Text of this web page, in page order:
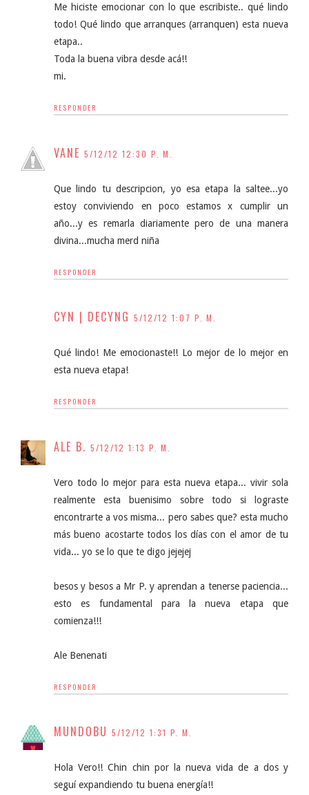
Me hiciste emocionar con lo que escribiste.. qué lindo
todo! Qué lindo que arranques (arranquen) esta nueva
etapa..
Toda la buena vibra desde acá!!
mi.
RESPONDER
VANE 5/12/12 12:30 P. M.
Que lindo tu descripcion, yo esa etapa la saltee...yo
estoy conviviendo en poco estamos x cumplir un
año...y es remarla diariamente pero de una manera
divina...mucha merd niña
RESPONDER
CYN | DECYNG 5/12/12 1:07 P. M.
Qué lindo! Me emocionaste!! Lo mejor de lo mejor en
esta nueva etapa!
RESPONDER
ALE B. 5/12/12 1:13 P. M.
Vero todo lo mejor para esta nueva etapa... vivir sola
realmente esta buenisimo sobre todo si lograste
encontrarte a vos misma... pero sabes que? esta mucho
más bueno acostarte todos los días con el amor de tu
vida... yo se lo que te digo jejejej
besos y besos a Mr P. y aprendan a tenerse paciencia...
esto es fundamental para la nueva etapa que
comienza!!!
Ale Benenati
RESPONDER
MUNDOBU 5/12/12 1:31 P. M.
Hola Vero!! Chin chin por la nueva vida de a dos y
seguí expandiendo tu buena energía!!